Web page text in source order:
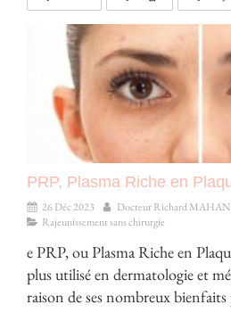
PRP, Plasma Riche en
26 Déc 2023
Docteur Richard
Rajeunissement sans chirurgie
e PRP, ou Plasma Riche en
plus utilisé en dermatologie et
raison de ses nombreux